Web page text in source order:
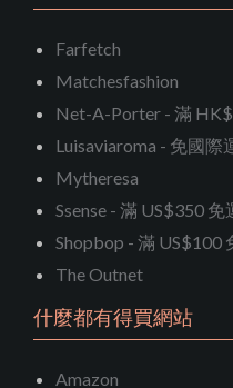
Farfetch
Matchesfashion
Net-A-Porter - 滿
Luisaviaroma - 免國際
Mytheresa
Ssense - 滿 US$350 免
Shopbop - 滿 US$100
The Outnet
什麼都有得買網站
Amazon